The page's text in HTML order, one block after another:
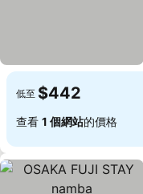
低至 $442
查看 1 個網站的價格